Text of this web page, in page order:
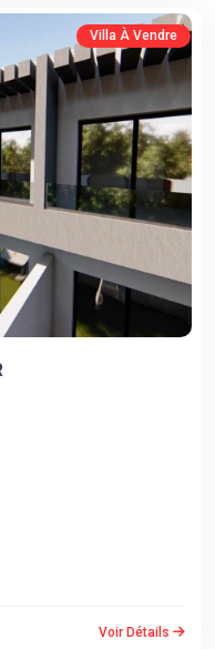
Villa À Vendre
Voir Détails